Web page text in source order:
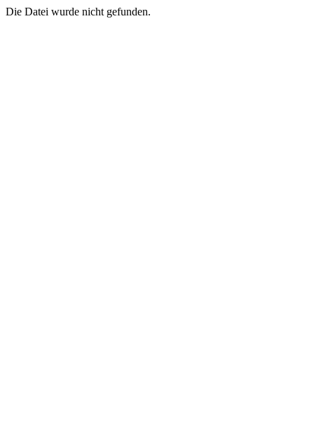
Die Datei wurde nicht gefunden.